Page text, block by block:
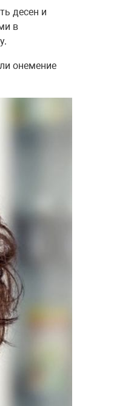
десен и
в
онемение